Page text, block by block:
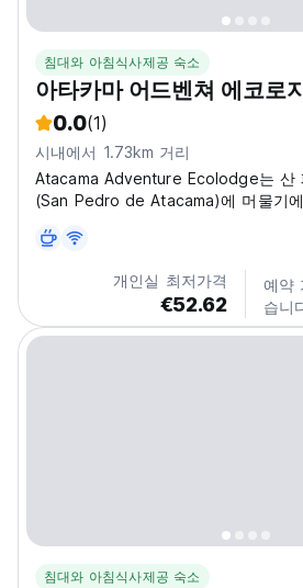
침대와 아침식사제공 숙소
아타카마 어드벤쳐 에코로
0.0(1)
시내에서 1.73km 거리
Atacama Adventure Ecolodge는 산
(San Pedro de Atacama)에 머물기
개인실 최저가격
€52.62
예약
습니
침대와 아침식사제공 숙소